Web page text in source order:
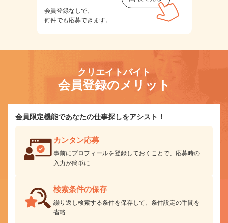
会員登録なしで、
何件でも応募できます。
クリエイトバイト
会員登録のメリット
会員限定機能であなたの仕事探しをアシスト！
カンタン応募
事前にプロフィールを登録しておくことで、応募時の
入力が簡単に
検索条件の保存
繰り返し検索する条件を保存して、条件設定の手間を
省略